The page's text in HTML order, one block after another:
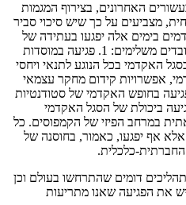
האחרונים, בצירוף המגמות
מצביעים על כך שיש סיכוי סביר
בימים אלה יפגעו בעתידה של
האקדמיה בישראל, וזאת במספר רובדים משלימים: 1. פגיעה במוסדות
צפויה בסגל האקדמי בכל הנוגע לתנאי ויחסי
אפשרויות קידום מחקר עצמאי
לביטחון התעסוקתי; 3. פגיעה בחופש האקדמי של סטודנטיות
שעוסקים במחקר; 4. פגיעה ביכולת של הסגל האקדמי
במרחב הפיזי של הקמפוסים. כל
אף יפגעו, כאמור, בחוסנה של
כלכלית.
דומים שהתרחשו בעולם וכן
את הפגיעה שאנו מתריעות